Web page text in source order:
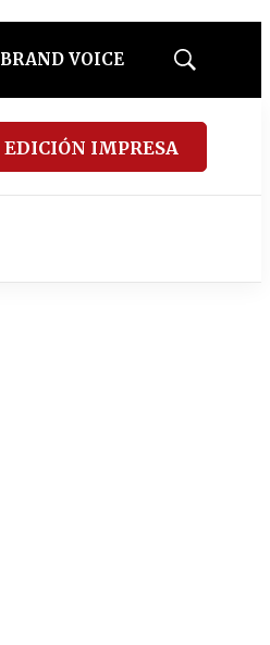
BRAND VOICE
Mostrar
EDICIÓN IMPRESA